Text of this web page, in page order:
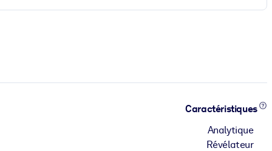
Caractéristiques
Analytique
Révélateur